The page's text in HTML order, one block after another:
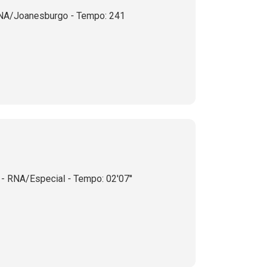
- Tempo: 241
Especial - Tempo: 02'07''